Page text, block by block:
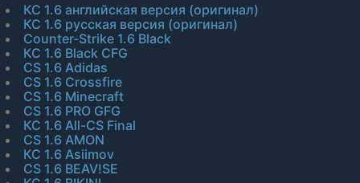
КС 1.6 английская версия (оригинал)
КС 1.6 русская версия (оригинал)
Counter-Strike 1.6 Black
КС 1.6 Black CFG
CS 1.6 Adidas
CS 1.6 Crossfire
CS 1.6 Minecraft
CS 1.6 PRO GFG
КС 1.6 All-CS Final
CS 1.6 AMON
КС 1.6 Asiimov
CS 1.6 BEAV!SE